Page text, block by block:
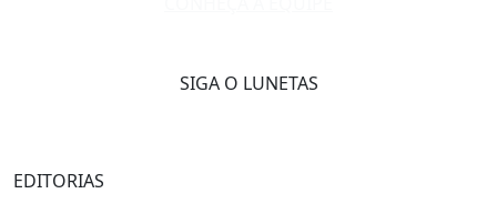
SIGA O LUNETAS
EDITORIAS